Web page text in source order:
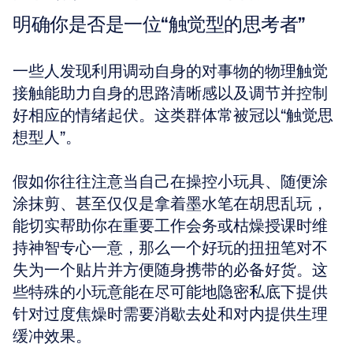
明确你是否是一位“触觉型的思考者”
一些人发现利用调动自身的对事物的物理触觉
接触能助力自身的思路清晰感以及调节并控制
好相应的情绪起伏。这类群体常被冠以“触觉思
想型人”。
假如你往往注意当自己在操控小玩具、随便涂
涂抹剪、甚至仅仅是拿着墨水笔在胡思乱玩，
能切实帮助你在重要工作会务或枯燥授课时维
持神智专心一意，那么一个好玩的扭扭笔对不
失为一个贴片并方便随身携带的必备好货。这
些特殊的小玩意能在尽可能地隐密私底下提供
针对过度焦燥时需要消歇去处和对内提供生理
缓冲效果。